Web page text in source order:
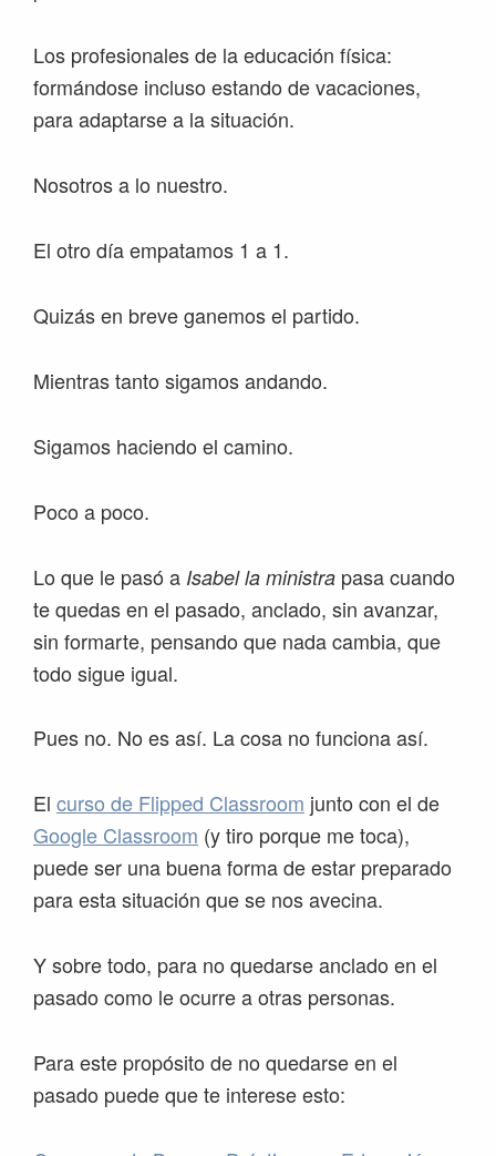
Los profesionales de la educación física:
formándose incluso estando de vacaciones,
para adaptarse a la situación.
Nosotros a lo nuestro.
El otro día empatamos 1 a 1.
Quizás en breve ganemos el partido.
Mientras tanto sigamos andando.
Sigamos haciendo el camino.
Poco a poco.
Lo que le pasó a Isabel la ministra pasa cuando
te quedas en el pasado, anclado, sin avanzar,
sin formarte, pensando que nada cambia, que
todo sigue igual.
Pues no. No es así. La cosa no funciona así.
El curso de Flipped Classroom junto con el de
Google Classroom (y tiro porque me toca),
puede ser una buena forma de estar preparado
para esta situación que se nos avecina.
Y sobre todo, para no quedarse anclado en el
pasado como le ocurre a otras personas.
Para este propósito de no quedarse en el
pasado puede que te interese esto: